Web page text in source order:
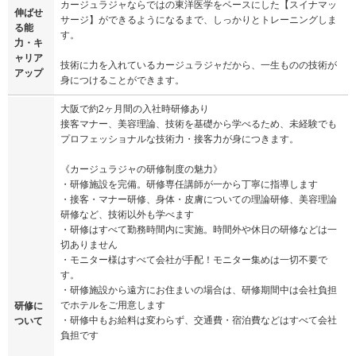
伸ばせ
る能
力・キ
ャリア
アップ
カージュラジャならではの東洋医学をベースにした【スイナマッ
サージ】ができるようになるまで、しっかりとトレーニングしま
す。
技術に力を入れているカージュラジャだから、一生ものの技術が
身につけることができます。
研修に
ついて
大阪で約2ヶ月間の入社時研修あり
接客マナー、美容理論、技術を基礎から学べるため、未経験でも
プロフェッショナルな技術力・接客力が身につきます。
《カージュラジャの研修制度の魅力》
・研修施設を完備。研修専任講師が一から丁寧に指導します
・接客・マナー研修、身体・皮膚についての理論研修、美容理論
研修など、技術以外も学べます
・研修はすべて勤務時間内に実施。時間外や休日の研修などは一
切ありません
・モニター様はすべて会社が手配！モニター集めは一切不要で
す。
・研修施設から遠方にお住まいの場合は、研修期間中は会社負担
でホテルをご用意します
・研修中もお給料は変わらず、交通費・宿泊費などはすべて会社
負担です